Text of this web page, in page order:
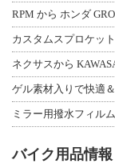
ネクサスから
バイク用品情報